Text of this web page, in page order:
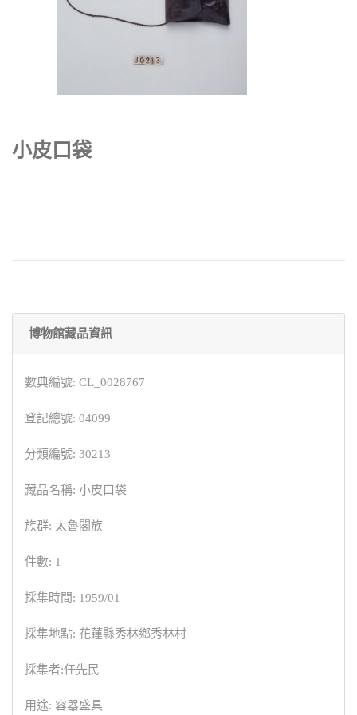
小皮口袋
博物館藏品資訊
數典編號: CL_0028767
登記總號: 04099
分類編號: 30213
藏品名稱: 小皮口袋
族群: 太魯閣族
件數: 1
採集時間: 1959/01
採集地點: 花蓮縣秀林鄉秀林村
採集者:任先民
用途: 容器盛具